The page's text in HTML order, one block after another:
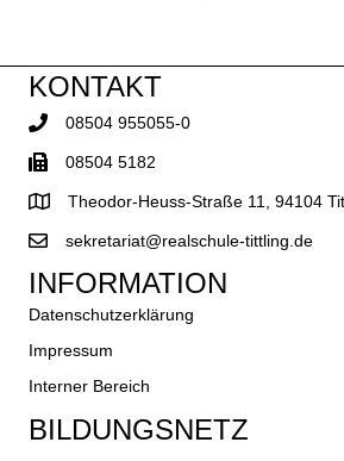
KONTAKT
08504 955055-0
08504 5182
Theodor-Heuss-Straße 11, 94104
sekretariat@realschule-tittling.de
INFORMATION
Datenschutzerklärung
Impressum
Interner Bereich
BILDUNGSNETZ